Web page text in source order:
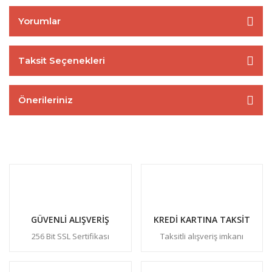
Yorumlar
Taksit Seçenekleri
Önerileriniz
GÜVENLİ ALIŞVERİŞ
256 Bit SSL Sertifikası
KREDİ KARTINA TAKSİT
Taksitli alışveriş imkanı